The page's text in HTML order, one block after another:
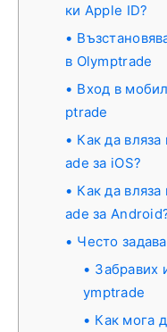
ки Apple ID?
в Olymptrade
Вход в
ptrade
Как да
ade за iOS?
Как да
ade за
Често
Забравих
ymptrade
Как мога